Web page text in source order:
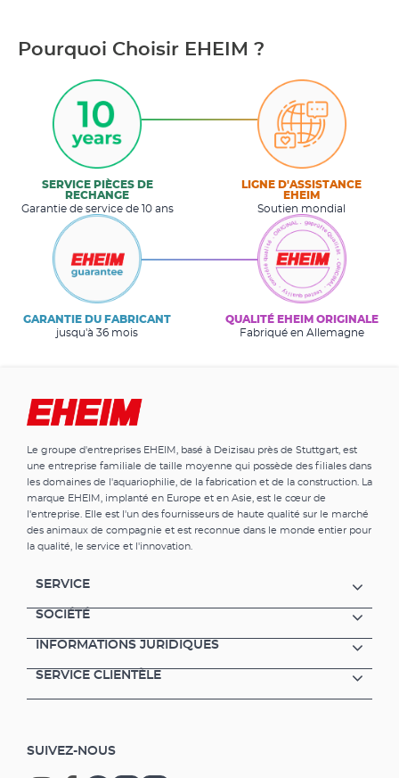
Pourquoi Choisir EHEIM ?
SERVICE PIÈCES DE
RECHANGE
Garantie de service de 10 ans
LIGNE D'ASSISTANCE
EHEIM
Soutien mondial
GARANTIE DU FABRICANT
jusqu'à 36 mois
QUALITÉ EHEIM ORIGINALE
Fabriqué en Allemagne
Le groupe d'entreprises EHEIM, basé à Deizisau près de Stuttgart, est
une entreprise familiale de taille moyenne qui possède des filiales dans
les domaines de l'aquariophilie, de la fabrication et de la construction. La
marque EHEIM, implanté en Europe et en Asie, est le cœur de
l'entreprise. Elle est l'un des fournisseurs de haute qualité sur le marché
des animaux de compagnie et est reconnue dans le monde entier pour
la qualité, le service et l'innovation.
SERVICE
SOCIÉTÉ
INFORMATIONS JURIDIQUES
SERVICE CLIENTÈLE
SUIVEZ-NOUS